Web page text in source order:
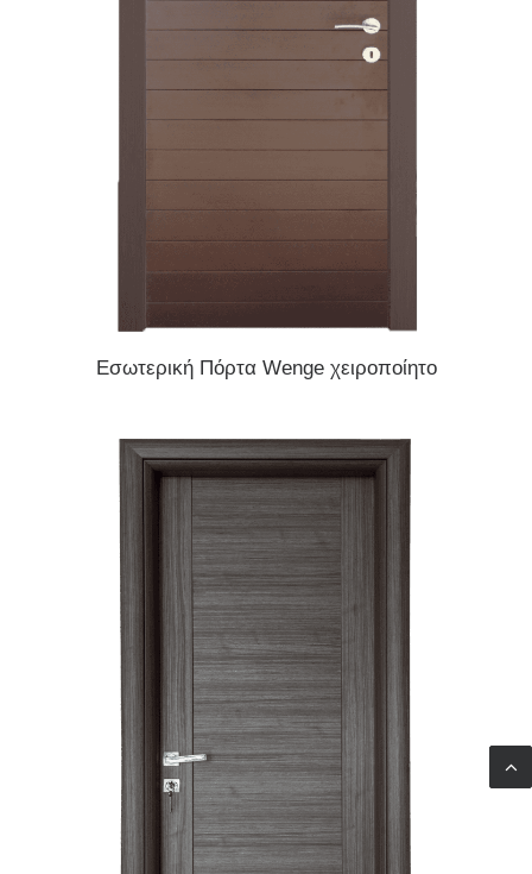
READ MORE
Εσωτερική Πόρτα Wenge χειροποίητο